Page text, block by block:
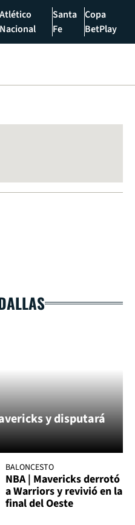
Atlético
Nacional
Santa
Fe
Copa
BetPlay
y disputará
BALONCESTO
NBA | Mavericks derrotó
a Warriors y revivió en la
final del Oeste